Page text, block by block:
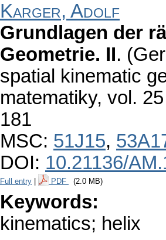
Karger, Adolf
Grundlagen der
Geometrie. II.
spatial kinematic
matematiky, vol.
181
MSC: 51J15,
DOI: 10.21136/
Full entry PDF (2.0 MB)
Keywords:
kinematics; helix